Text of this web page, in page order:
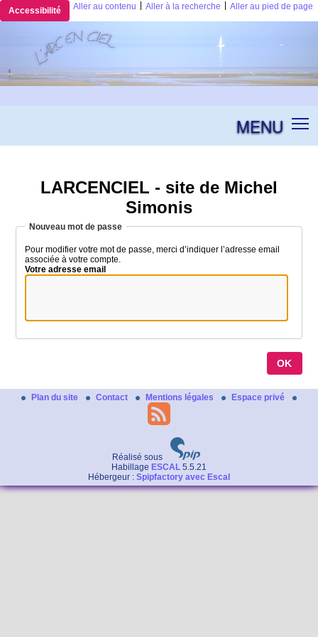
Accessibilité Aller au contenu Aller à la recherche Aller au pied de page
MENU
LARCENCIEL - site de Michel
Simonis
Nouveau mot de passe
Pour modifier votre mot de passe, merci d’indiquer l’adresse email
associée à votre compte.
Votre adresse email
Plan du site Contact Mentions légales Espace privé
Réalisé sous
Habillage ESCAL 5.5.21
Hébergeur : Spipfactory avec Escal